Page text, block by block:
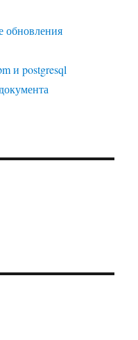
обновления
и postgresql